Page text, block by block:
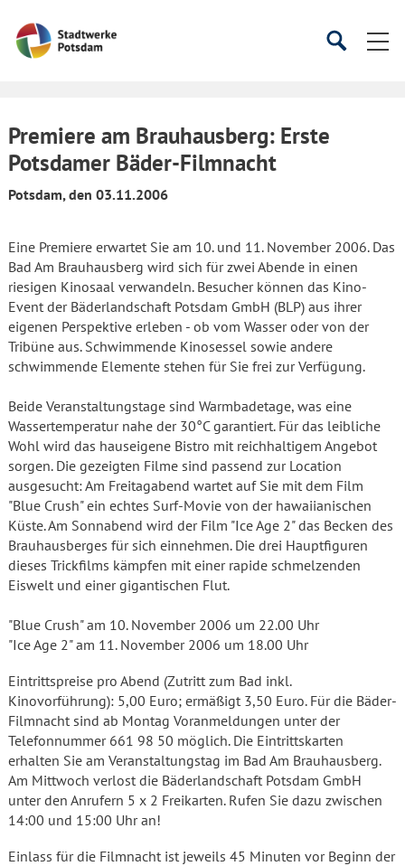
Startseite
SucheSuche
Premiere am Brauhausberg: Erste
Potsdamer Bäder-Filmnacht
Potsdam, den 03.11.2006
Eine Premiere erwartet Sie am 10. und 11. November 2006. Das
Bad Am Brauhausberg wird sich für zwei Abende in einen
riesigen Kinosaal verwandeln. Besucher können das Kino-
Event der Bäderlandschaft Potsdam GmbH (BLP) aus ihrer
eigenen Perspektive erleben - ob vom Wasser oder von der
Tribüne aus. Schwimmende Kinosessel sowie andere
schwimmende Elemente stehen für Sie frei zur Verfügung.
Beide Veranstaltungstage sind Warmbadetage, was eine
Wassertemperatur nahe der 30°C garantiert. Für das leibliche
Wohl wird das hauseigene Bistro mit reichhaltigem Angebot
sorgen. Die gezeigten Filme sind passend zur Location
ausgesucht: Am Freitagabend wartet auf Sie mit dem Film
"Blue Crush" ein echtes Surf-Movie von der hawaiianischen
Küste. Am Sonnabend wird der Film "Ice Age 2" das Becken des
Brauhausberges für sich einnehmen. Die drei Hauptfiguren
dieses Trickfilms kämpfen mit einer rapide schmelzenden
Eiswelt und einer gigantischen Flut.
"Blue Crush" am 10. November 2006 um 22.00 Uhr
"Ice Age 2" am 11. November 2006 um 18.00 Uhr
Eintrittspreise pro Abend (Zutritt zum Bad inkl.
Kinovorführung): 5,00 Euro; ermäßigt 3,50 Euro. Für die Bäder-
Filmnacht sind ab Montag Voranmeldungen unter der
Telefonnummer 661 98 50 möglich. Die Eintrittskarten
erhalten Sie am Veranstaltungstag im Bad Am Brauhausberg.
Am Mittwoch verlost die Bäderlandschaft Potsdam GmbH
unter den Anrufern 5 x 2 Freikarten. Rufen Sie dazu zwischen
14:00 und 15:00 Uhr an!
Einlass für die Filmnacht ist jeweils 45 Minuten vor Beginn der